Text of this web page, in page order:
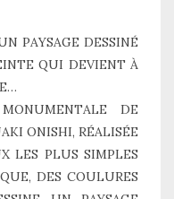
PAYSAGE DESSINÉ
QUI DEVIENT À
DE
ONISHI, RÉALISÉE
LES PLUS SIMPLES
DES COULURES